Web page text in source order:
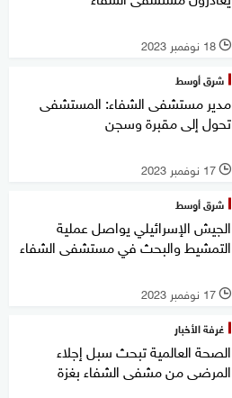
l 18 نوفمبر 2023
شرق أوسط
مدير مستشفى الشفاء: المستشفى
تحول إلى مقبرة وسجن
l 17 نوفمبر 2023
شرق أوسط
الجيش الإسرائيلي يواصل عملية
التمشيط والبحث في مستشفى الشفاء
l 17 نوفمبر 2023
غرفة الأخبار
الصحة العالمية تبحث سبل إجلاء
المرضى من مشفى الشفاء بغزة